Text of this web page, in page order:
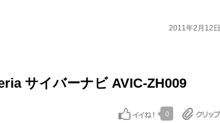
2011年2月12日
サイバーナビ AVIC-ZH009
0